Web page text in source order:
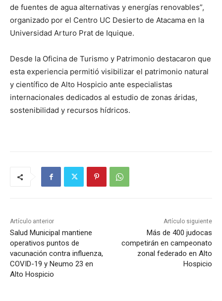
de fuentes de agua alternativas y energías renovables”,
organizado por el Centro UC Desierto de Atacama en la
Universidad Arturo Prat de Iquique.
Desde la Oficina de Turismo y Patrimonio destacaron que
esta experiencia permitió visibilizar el patrimonio natural
y científico de Alto Hospicio ante especialistas
internacionales dedicados al estudio de zonas áridas,
sostenibilidad y recursos hídricos.
Artículo anterior
Salud Municipal mantiene
operativos puntos de
vacunación contra influenza,
COVID-19 y Neumo 23 en
Alto Hospicio
Artículo siguiente
Más de 400 judocas
competirán en campeonato
zonal federado en Alto
Hospicio